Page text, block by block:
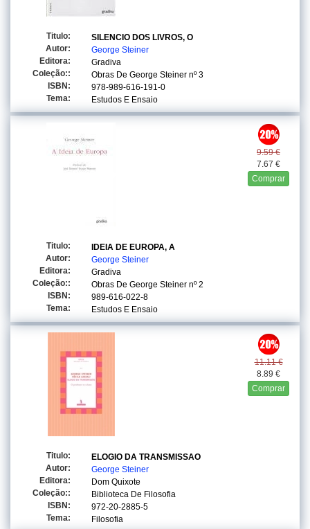
Titulo:
SILENCIO DOS LIVROS, O
Autor:
George Steiner
Editora:
Gradiva
Coleção::
Obras De George Steiner nº 3
ISBN:
978-989-616-191-0
Tema:
Estudos E Ensaio
9.59 €
7.67 €
Comprar
Titulo:
IDEIA DE EUROPA, A
Autor:
George Steiner
Editora:
Gradiva
Coleção::
Obras De George Steiner nº 2
ISBN:
989-616-022-8
Tema:
Estudos E Ensaio
11.11 €
8.89 €
Comprar
Titulo:
ELOGIO DA TRANSMISSAO
Autor:
George Steiner
Editora:
Dom Quixote
Coleção::
Biblioteca De Filosofia
ISBN:
972-20-2885-5
Tema:
Filosofia